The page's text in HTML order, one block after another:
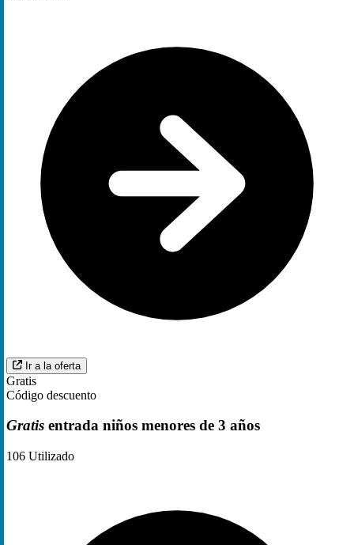
Ir a la oferta
Gratis
Código descuento
Gratis entrada niños menores de 3 años
106 Utilizado